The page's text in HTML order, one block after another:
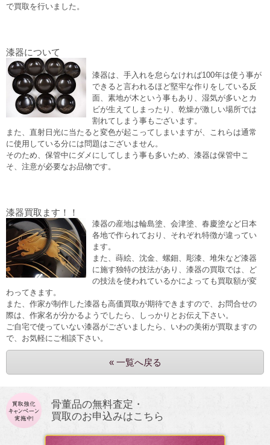
で買取を行いました。
漆器について
漆器は、手入れを怠らなければ100年は使う事が
できると言われるほど堅牢な作りをしている反
面、素地が木という事もあり、湿気が多いとカ
ビが生えてしまったり、乾燥が激しい場所では
割れてしまう事もございます。
また、直射日光に当たると変色が起こってしまいますが、これらは通常
に使用している分には問題はございません。
そのため、保管中にダメにしてしまう事も多いため、漆器は保管中こ
そ、注意が必要なお品物です。
漆器買取ます！！
漆器の産地は輪島塗、会津塗、春慶塗など日本
各地で作られており、それぞれ特徴が違ってい
ます。
また、蒔絵、沈金、螺鈿、彫漆、堆朱など漆器
に施す独特の技法があり、漆器の買取では、ど
の技法を使われているかによっても買取額が変
わってきます。
また、作家が制作した漆器も高価買取が期待できますので、お問合せの
際は、作家名が分かるようでしたら、しっかりとお伝え下さい。
ご自宅で使っていない漆器がございましたら、いわの美術が買取ますの
で、お気軽にご相談下さい。
« 一覧へ戻る
骨董品の無料査定・
買取のお申込みはこちら